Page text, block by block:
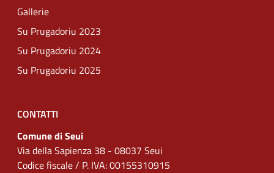
Gallerie
Su Prugadoriu 2023
Su Prugadoriu 2024
Su Prugadoriu 2025
CONTATTI
Comune di Seui
Via della Sapienza 38 - 08037 Seui
Codice fiscale / P. IVA: 00155310915